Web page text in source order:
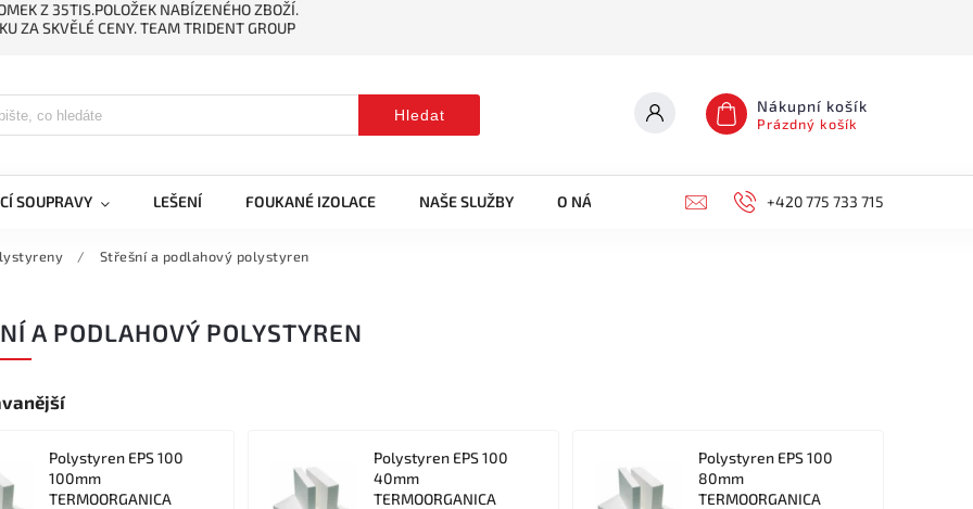
Z 35TIS.POLOŽEK NABÍZENÉHO ZBOŽÍ.
ZA SKVĚLÉ CENY. TEAM TRIDENT GROUP
Hledat Nákupní košík
Prázdný košík
SOUPRAVY LEŠENÍ FOUKANÉ IZOLACE NAŠE SLUŽBY O NÁS KONTAKTY +420 775 733 715
/ Střešní a podlahový polystyren
A PODLAHOVÝ POLYSTYREN
Polystyren EPS 100
100mm
TERMOORGANICA
Polystyren EPS 100
40mm
TERMOORGANICA
Polystyren EPS 100
80mm
TERMOORGANICA